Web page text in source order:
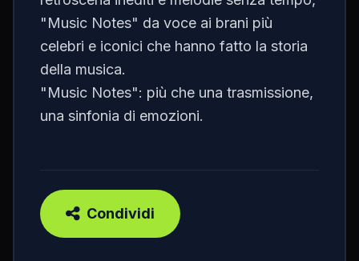
"Music Notes" da voce ai brani più
celebri e iconici che hanno fatto la storia
della musica.
"Music Notes": più che una trasmissione,
una sinfonia di emozioni.
Condividi